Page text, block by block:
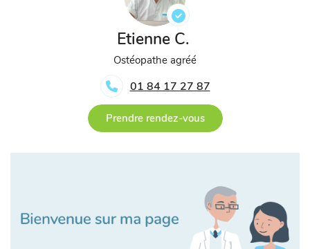
Etienne C.
Ostéopathe agréé
01 84 17 27 87
Prendre rendez-vous